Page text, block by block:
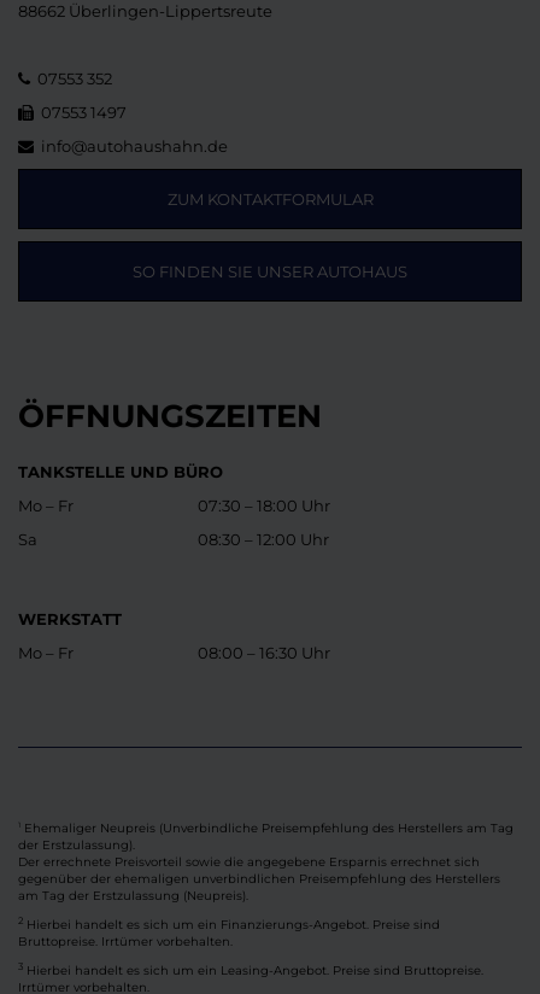
88662 Überlingen-Lippertsreute
07553 352
07553 1497
info@autohaushahn.de
ZUM KONTAKTFORMULAR
SO FINDEN SIE UNSER AUTOHAUS
ÖFFNUNGSZEITEN
TANKSTELLE UND BÜRO
Mo – Fr
Sa
07:30 – 18:00 Uhr
08:30 – 12:00 Uhr
WERKSTATT
Mo – Fr
08:00 – 16:30 Uhr
Ehemaliger Neupreis (Unverbindliche Preisempfehlung des Herstellers am Tag
der Erstzulassung).
Der errechnete Preisvorteil sowie die angegebene Ersparnis errechnet sich
gegenüber der ehemaligen unverbindlichen Preisempfehlung des Herstellers
am Tag der Erstzulassung (Neupreis).
2 Hierbei handelt es sich um ein Finanzierungs-Angebot. Preise sind
Bruttopreise. Irrtümer vorbehalten.
3 Hierbei handelt es sich um ein Leasing-Angebot. Preise sind Bruttopreise.
Irrtümer vorbehalten.